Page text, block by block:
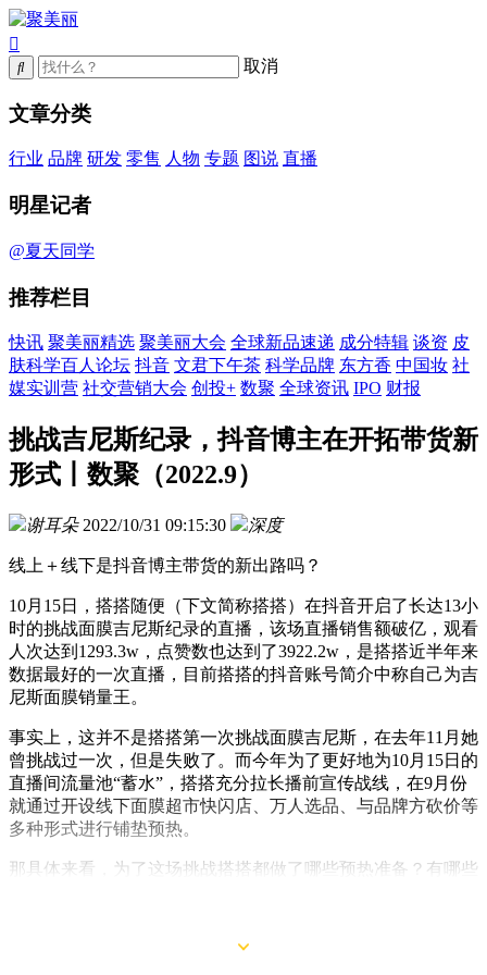
取消
文章分类
行业 品牌 研发 零售 人物 专题 图说 直播
明星记者
@夏天同学
推荐栏目
快讯 聚美丽精选 聚美丽大会 全球新品速递 成分特辑 谈资 皮
肤科学百人论坛 抖音 文君下午茶 科学品牌 东方香 中国妆 社
媒实训营 社交营销大会 创投+ 数聚 全球资讯 IPO 财报
挑战吉尼斯纪录，抖音博主在开拓带货新
形式丨数聚（2022.9）
谢耳朵 2022/10/31 09:15:30 深度
线上＋线下是抖音博主带货的新出路吗？
10月15日，搭搭随便（下文简称搭搭）在抖音开启了长达13小
时的挑战面膜吉尼斯纪录的直播，该场直播销售额破亿，观看
人次达到1293.3w，点赞数也达到了3922.2w，是搭搭近半年来
数据最好的一次直播，目前搭搭的抖音账号简介中称自己为吉
尼斯面膜销量王。
事实上，这并不是搭搭第一次挑战面膜吉尼斯，在去年11月她
曾挑战过一次，但是失败了。而今年为了更好地为10月15日的
直播间流量池“蓄水”，搭搭充分拉长播前宣传战线，在9月份
就通过开设线下面膜超市快闪店、万人选品、与品牌方砍价等
多种形式进行铺垫预热。
那具体来看，为了这场挑战搭搭都做了哪些预热准备？有哪些